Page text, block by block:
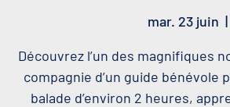
mar. 23 juin
  |
Découvrez l’un des magnifiques
compagnie d’un guide bénévole
balade d’environ 2 heures,